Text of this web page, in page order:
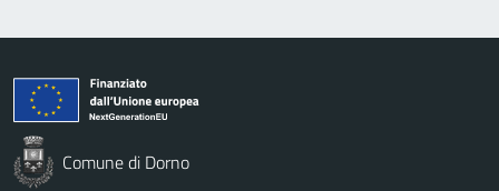
Comune di Dorno